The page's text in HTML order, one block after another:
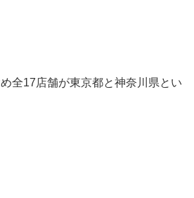
全17店舗が東京都と神奈川県とい